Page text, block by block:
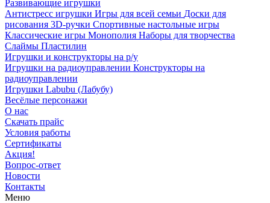
Развивающие игрушки
Антистресс игрушки Игры для всей семьи Доски для
рисования 3D-ручки Спортивные настольные игры
Классические игры Монополия Наборы для творчества
Слаймы Пластилин
Игрушки и конструкторы на р/у
Игрушки на радиоуправлении Конструкторы на
радиоуправлении
Игрушки Labubu (Лабубу)
Весёлые персонажи
О нас
Скачать прайс
Условия работы
Сертификаты
Акция!
Вопрос-ответ
Новости
Контакты
Меню